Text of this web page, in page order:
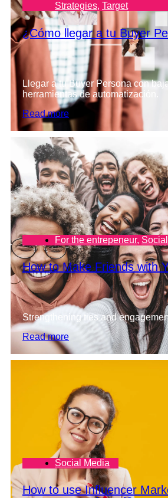
Strategies, Target
¿Cómo llegar a tu Buyer
Llegar a tu Buyer Persona con
herramientas de automatización.
Read more
For the entrepeneur,
How to Make Friends with
Strengthening ties and
Read more
Social Media
How to use Influencer